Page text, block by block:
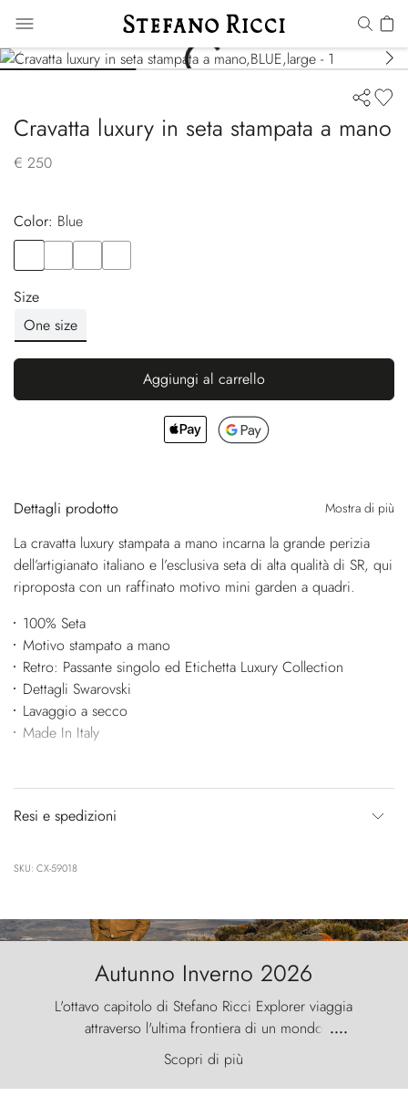
Cravatta luxury in seta stampata a mano
€ 250
Color:
blue
Size
One size
Aggiungi al carrello
Dettagli prodotto Mostra di più
La cravatta luxury stampata a mano incarna la grande perizia
dell’artigianato italiano e l’esclusiva seta di alta qualità di SR, qui
riproposta con un raffinato motivo mini garden a quadri.
100% Seta
Motivo stampato a mano
Retro: Passante singolo ed Etichetta Luxury Collection
Dettagli Swarovski
Lavaggio a secco
Made In Italy
Resi e spedizioni
SKU: CX-59018
Autunno Inverno 2026
L'ottavo capitolo di Stefano Ricci Explorer viaggia
attraverso l'ultima frontiera di un mondo
primordiale, dove il vento scolpisce la natura con
furia ancestrale e le Torres del Paine sfidano il
cielo come sentinelle di pietra.
....
Scopri di più